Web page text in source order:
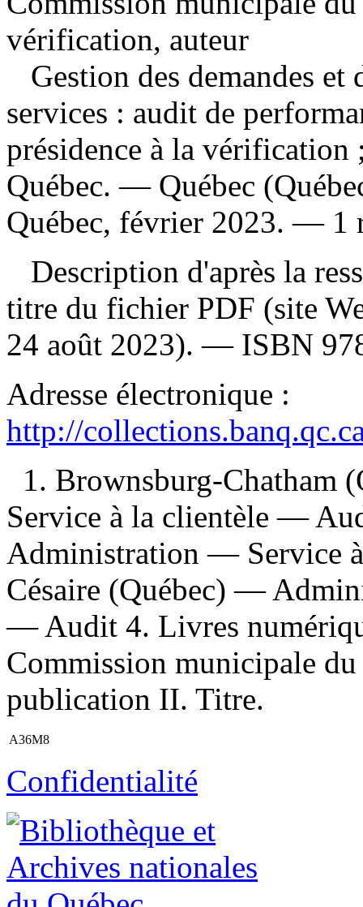
vérification, auteur
Gestion des demandes
services : audit de
présidence à la
Québec. — Québec
Québec, février 2023. — 1
Description d'après la
titre du fichier PDF (site
24 août 2023). — ISBN
Adresse électronique :
http://
1. Brownsburg-
Service à la clientèle —
Administration — Service
Césaire (Québec) —
— Audit 4. Livres
Commission municipale du
publication II. Titre.
A36M8
Confidentialité